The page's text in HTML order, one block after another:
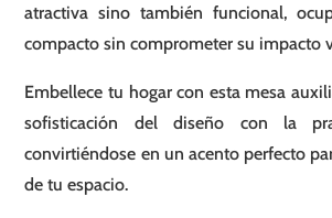
atractiva sino también funcional,
compacto sin comprometer su impacto
Embellece tu hogar con esta mesa
sofisticación del diseño con la
convirtiéndose en un acento perfecto
de tu espacio.